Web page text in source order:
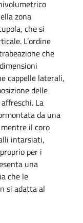
zona
che si
L’ordine
che
cappelle laterali,
delle
La
da una
il coro
intarsiati,
per i
una
che le
si adatta al